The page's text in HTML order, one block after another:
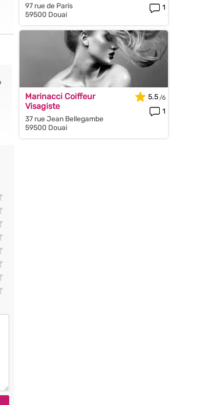
97 rue de Paris
59500 Douai
1
Marinacci Coiffeur
Visagiste
37 rue Jean Bellegambe
59500 Douai
5.5
1